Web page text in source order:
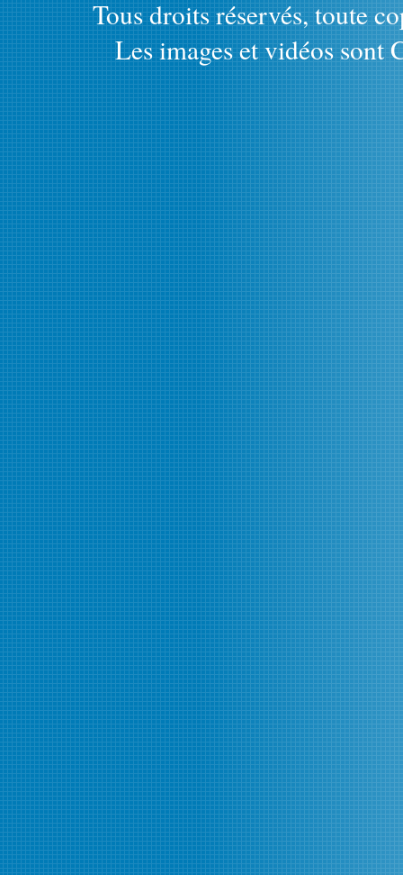
Tous droits réservés, toute
Les images et vidéos